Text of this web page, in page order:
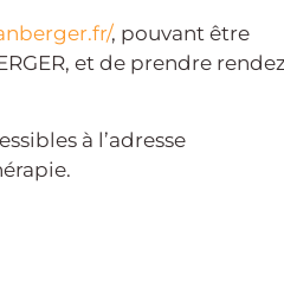
, pouvant être
et de prendre
à l’adresse